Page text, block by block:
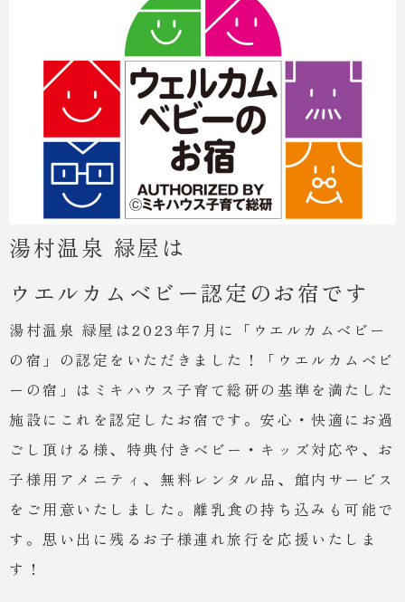
館内施設
料理
過ごし方
アクセス
最新情報
宿泊予約
ご予約の確認・変更
グループ施設空室検索
湯村温泉 緑屋は
ウエルカムベビー認定のお宿です
湯村温泉 緑屋は2023年7月に「ウエルカムベビー
の宿」の認定をいただきました！「ウエルカムベビ
ーの宿」はミキハウス子育て総研の基準を満たした
施設にこれを認定したお宿です。安心・快適にお過
ごし頂ける様、特典付きベビー・キッズ対応や、お
子様用アメニティ、無料レンタル品、館内サービス
をご用意いたしました。離乳食の持ち込みも可能で
す。思い出に残るお子様連れ旅行を応援いたしま
す！